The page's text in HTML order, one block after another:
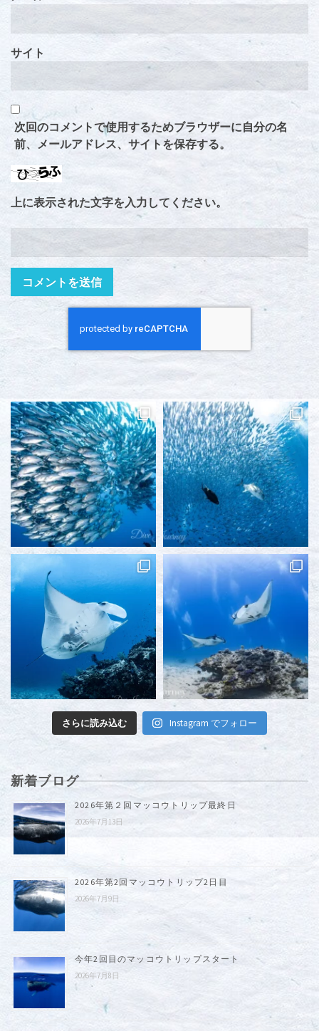
サイト
次回のコメントで使用するためブラウザーに自分の名
前、メールアドレス、サイトを保存する。
上に表示された文字を入力してください。
さらに読み込む Instagram でフォロー
新着ブログ
2026年第２回マッコウトリップ最終日
2026年7月13日
2026年第2回マッコウトリップ2日目
2026年7月9日
今年2回目のマッコウトリップスタート
2026年7月8日